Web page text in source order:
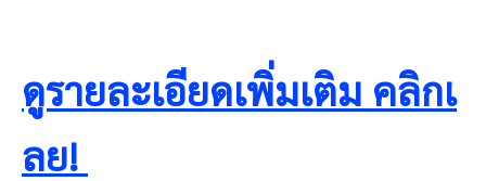
ดูรายละเอียดเพิ่มเติม คลิกเ
ลย!